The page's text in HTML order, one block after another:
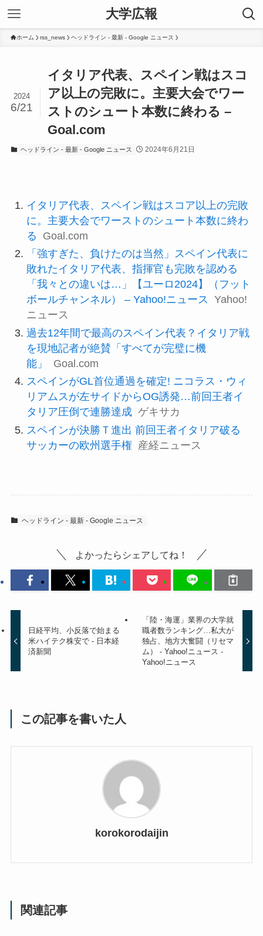
大学広報
ホーム rss_news ヘッドライン - 最新 - Google ニュース
イタリア代表、スペイン戦はスコ
ア以上の完敗に。主要大会でワー
ストのシュート本数に終わる –
Goal.com
2024
6/21
ヘッドライン - 最新 - Google ニュース 2024年6月21日
イタリア代表、スペイン戦はスコア以上の完敗
に。主要大会でワーストのシュート本数に終わ
る
Goal.com
「強すぎた、負けたのは当然」スペイン代表に
敗れたイタリア代表、指揮官も完敗を認める
「我々との違いは…」【ユーロ2024】（フット
ボールチャンネル） – Yahoo!ニュース Yahoo!
ニュース
過去12年間で最高のスペイン代表？イタリア戦
を現地記者が絶賛「すべてが完璧に機
能」
Goal.com
スペインがGL首位通過を確定! ニコラス・ウィ
リアムスが左サイドからOG誘発…前回王者イ
タリア圧倒で連勝達成 ゲキサカ
スペインが決勝Ｔ進出 前回王者イタリア破る
サッカーの欧州選手権 産経ニュース
ヘッドライン - 最新 - Google ニュース
よかったらシェアしてね！
日経平均、小反落で始まる
米ハイテク株安で - 日本経
済新聞
「陸・海運」業界の大学就
職者数ランキング…私大が
独占、地方大奮闘（リセマ
ム） - Yahoo!ニュース -
Yahoo!ニュース
この記事を書いた人
korokorodaijin
関連記事